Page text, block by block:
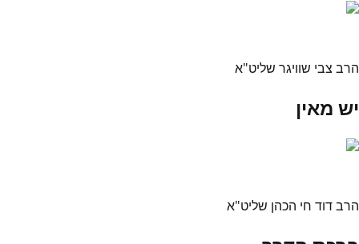
הרב צבי שוויגר שליט"א
יש מאין
הרב דוד חי הכהן שליט"א